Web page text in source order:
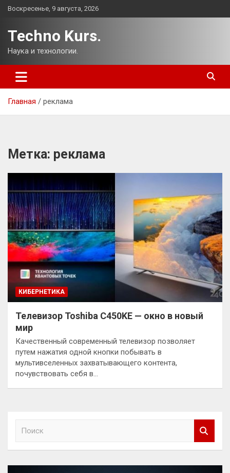
Перейти
Воскресенье, 9 августа, 2026
Techno Kurs.
Наука и технологии.
Главная реклама
Метка: реклама
КИБЕРНЕТИКА
Телевизор Toshiba C450KE — окно в новый
мир
Качественный современный телевизор позволяет
путем нажатия одной кнопки побывать в
мультивселенных захватывающего контента,
почувствовать себя в…
к